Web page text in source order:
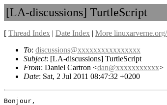
[LA-discussions] TurtleScript
[ Thread Index | Date Index | More
To: discussions@xxxxxxxxxxxxxxxx
Subject: [LA-discussions] TurtleScript
From: Daniel Cartron <dan@xxxxxxxxxxx>
Date: Sat, 2 Jul 2011 08:47:32 +0200
Bonjour,